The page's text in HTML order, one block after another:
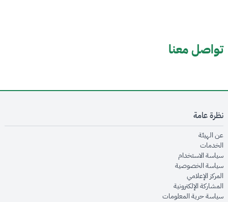
تواصل معنا
نظرة عامة
عن الهيئةopens in new window
الخدماتopens in new window
سياسة الاستخدام
سياسة الخصوصيةopens in new window
المركز الإعلاميopens in new window
المشاركة الإلكترونيةopens in new window
سياسة حرية المعلوماتopens in new window